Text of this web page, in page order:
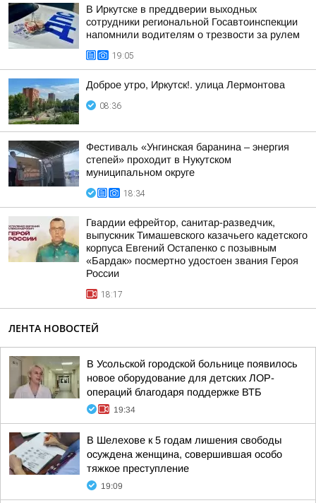
В Иркутске в преддверии выходных
сотрудники региональной Госавтоинспекции
напомнили водителям о трезвости за рулем
19:05
Доброе утро, Иркутск!. улица Лермонтова
08:36
Фестиваль «Унгинская баранина – энергия
степей» проходит в Нукутском
муниципальном округе
18:34
Гвардии ефрейтор, санитар-разведчик,
выпускник Тимашевского казачьего кадетского
корпуса Евгений Остапенко с позывным
«Бардак» посмертно удостоен звания Героя
России
18:17
ЛЕНТА НОВОСТЕЙ
В Усольской городской больнице появилось
новое оборудование для детских ЛОР-
операций благодаря поддержке ВТБ
19:34
В Шелехове к 5 годам лишения свободы
осуждена женщина, совершившая особо
тяжкое преступление
19:09